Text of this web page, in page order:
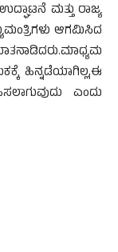
ಮತ್ತು ರಾಜ್ಯ
ಆಗಮಿಸಿದ
ಹಿನ್ನಡೆಯಾಗಿಲ್ಲ,ಈ
ಎಂದು